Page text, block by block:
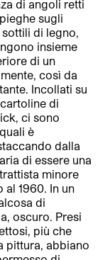
di angoli retti
sugli
di legno,
insieme
di un
così da
Incollati su
di
ci sono
è
dalla
di essere una
minore
1960. In un
di
oscuro. Presi
più che
pittura, abbiano